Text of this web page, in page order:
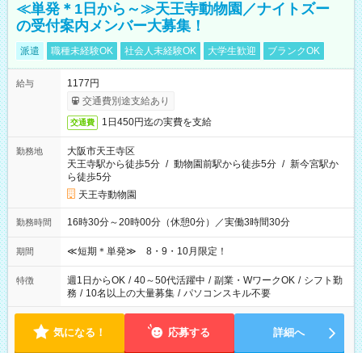
≪単発＊1日から～≫天王寺動物園／ナイトズー
の受付案内メンバー大募集！
派遣 職種未経験OK 社会人未経験OK 大学生歓迎 ブランクOK
給与
1177円
交通費別途支給あり
交通費 1日450円迄の実費を支給
勤務地
大阪市天王寺区
天王寺駅から徒歩5分 / 動物園前駅から徒歩5分 / 新今宮駅か
ら徒歩5分
天王寺動物園
勤務時間 16時30分～20時00分（休憩0分）／実働3時間30分
期間 ≪短期＊単発≫ 8・9・10月限定！
特徴 週1日からOK / 40～50代活躍中 / 副業・WワークOK / シフト勤
務 / 10名以上の大量募集 / パソコンスキル不要
気になる！ 応募する 詳細へ